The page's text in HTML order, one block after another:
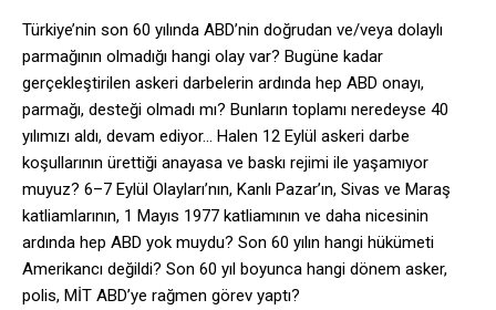
Türkiye’nin son 60 yılında ABD’nin doğrudan ve/veya dolaylı
parmağının olmadığı hangi olay var? Bugüne kadar
gerçekleştirilen askeri darbelerin ardında hep ABD onayı,
parmağı, desteği olmadı mı? Bunların toplamı neredeyse 40
yılımızı aldı, devam ediyor… Halen 12 Eylül askeri darbe
koşullarının ürettiği anayasa ve baskı rejimi ile yaşamıyor
muyuz? 6–7 Eylül Olayları’nın, Kanlı Pazar’ın, Sivas ve Maraş
katliamlarının, 1 Mayıs 1977 katliamının ve daha nicesinin
ardında hep ABD yok muydu? Son 60 yılın hangi hükümeti
Amerikancı değildi? Son 60 yıl boyunca hangi dönem asker,
polis, MİT ABD’ye rağmen görev yaptı?